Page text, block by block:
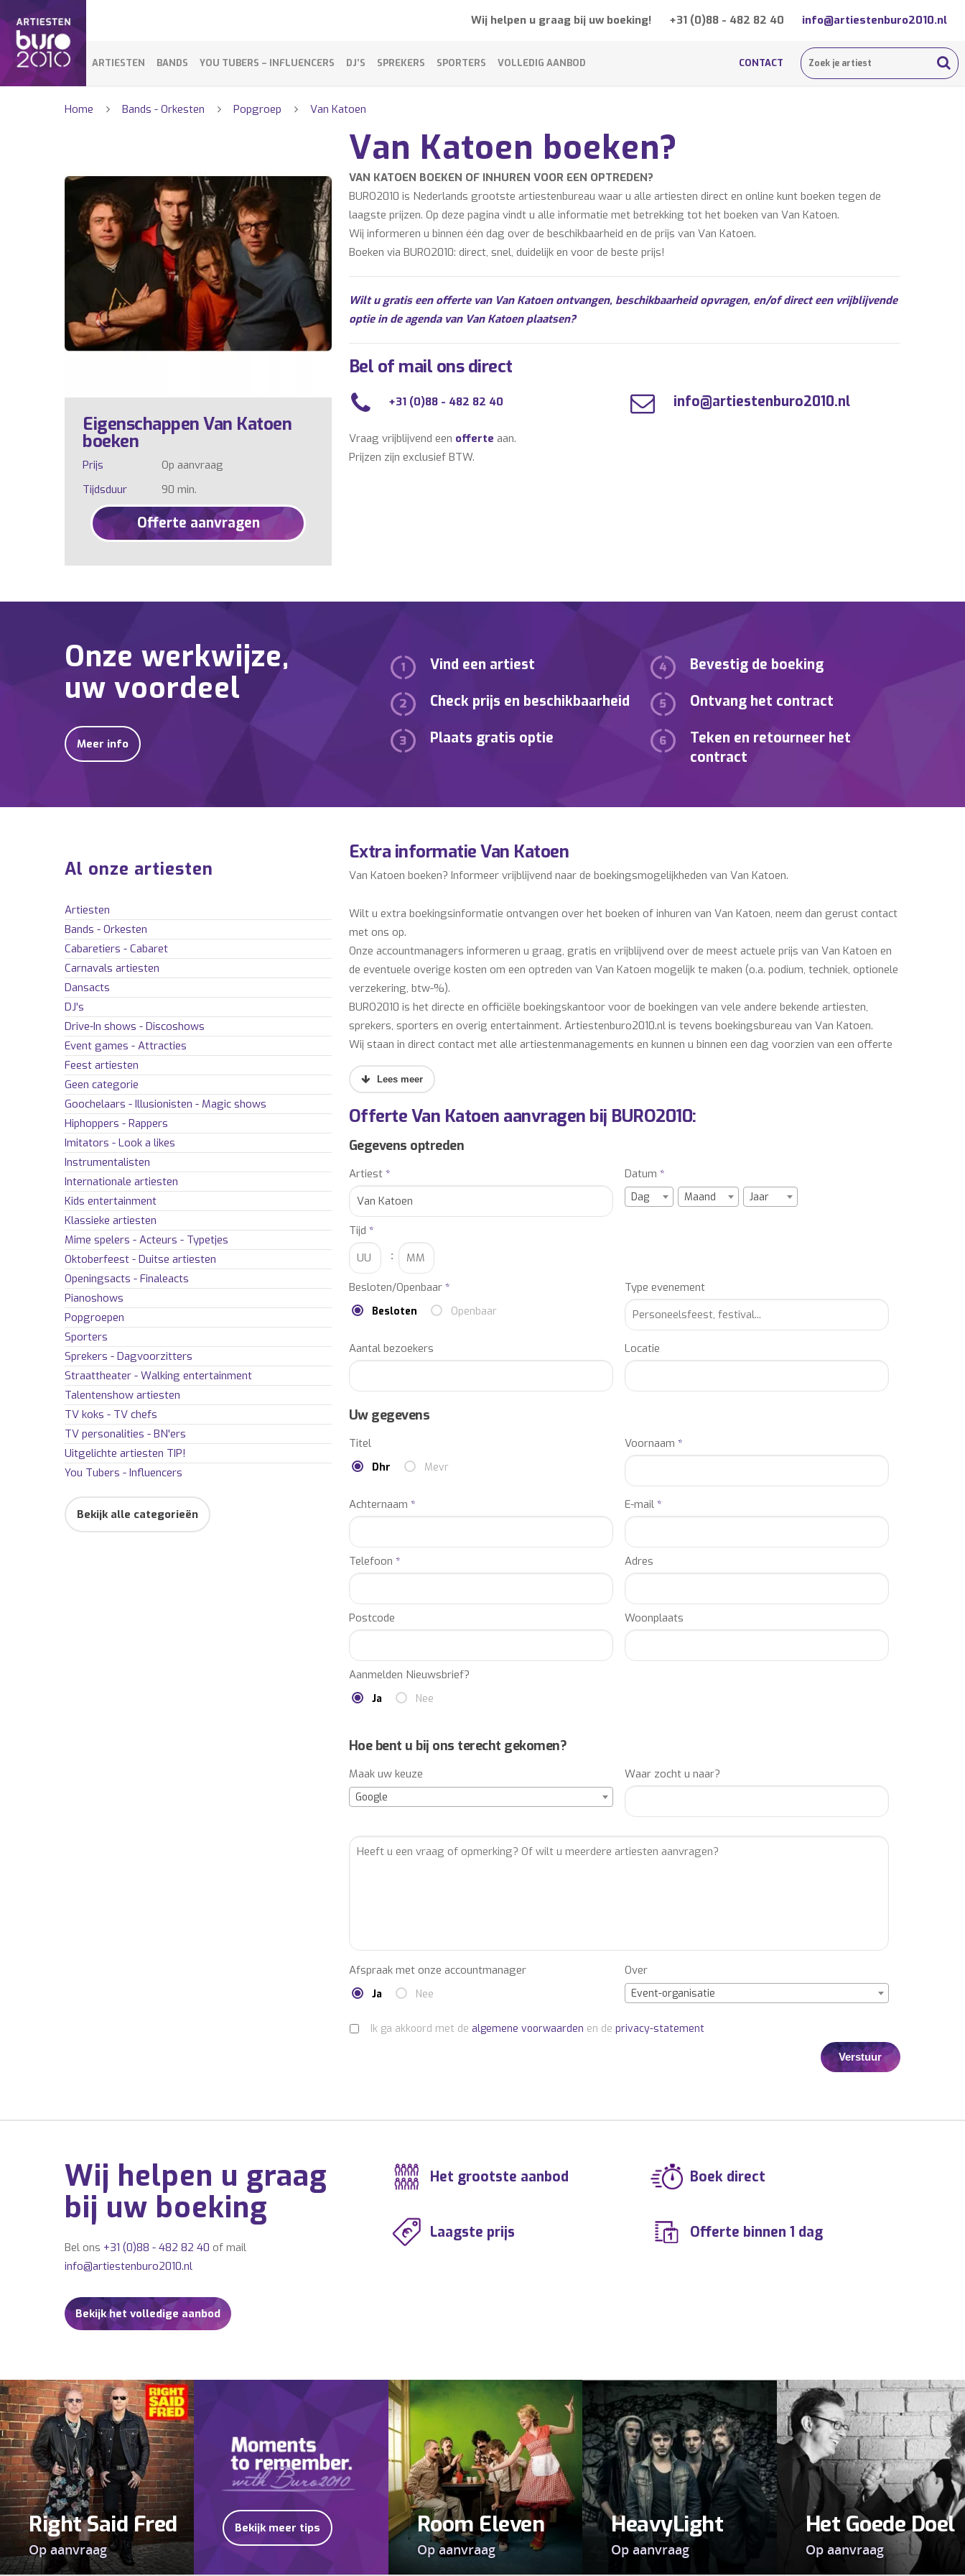
Wij helpen u graag bij uw boeking! +31 (0)88 - 482 82 40 info@artiestenburo2010.nl
ARTIESTEN BANDS YOU TUBERS – INFLUENCERS DJ’S SPREKERS SPORTERS VOLLEDIG AANBOD CONTACT
Home Bands - Orkesten Popgroep Van Katoen
Eigenschappen Van Katoen
boeken
Prijs
Op aanvraag
Tijdsduur
90 min.
Offerte aanvragen
Van Katoen boeken?
VAN KATOEN BOEKEN OF INHUREN VOOR EEN OPTREDEN?
BURO2010 is Nederlands grootste artiestenbureau waar u alle artiesten direct en online kunt boeken tegen de
laagste prijzen. Op deze pagina vindt u alle informatie met betrekking tot het boeken van Van Katoen.
Wij informeren u binnen één dag over de beschikbaarheid en de prijs van Van Katoen.
Boeken via BURO2010: direct, snel, duidelijk en voor de beste prijs!
Wilt u gratis een offerte van Van Katoen ontvangen, beschikbaarheid opvragen, en/of direct een vrijblijvende
optie in de agenda van Van Katoen plaatsen?
Bel of mail ons direct
+31 (0)88 - 482 82 40 info@artiestenburo2010.nl
Vraag vrijblijvend een offerte aan.
Prijzen zijn exclusief BTW.
Onze werkwijze,
uw voordeel
Meer info
Vind een artiest
Check prijs en beschikbaarheid
Plaats gratis optie
Bevestig de boeking
Ontvang het contract
Teken en retourneer het
contract
Al onze artiesten
Artiesten
Bands - Orkesten
Cabaretiers - Cabaret
Carnavals artiesten
Dansacts
DJ's
Drive-In shows - Discoshows
Event games - Attracties
Feest artiesten
Geen categorie
Goochelaars - Illusionisten - Magic shows
Hiphoppers - Rappers
Imitators - Look a likes
Instrumentalisten
Internationale artiesten
Kids entertainment
Klassieke artiesten
Mime spelers - Acteurs - Typetjes
Oktoberfeest - Duitse artiesten
Openingsacts - Finaleacts
Pianoshows
Popgroepen
Sporters
Sprekers - Dagvoorzitters
Straattheater - Walking entertainment
Talentenshow artiesten
TV koks - TV chefs
TV personalities - BN'ers
Uitgelichte artiesten TIP!
You Tubers - Influencers
Bekijk alle categorieën
Extra informatie Van Katoen
Van Katoen boeken? Informeer vrijblijvend naar de boekingsmogelijkheden van Van Katoen.
Wilt u extra boekingsinformatie ontvangen over het boeken of inhuren van Van Katoen, neem dan gerust contact
met ons op.
Onze accountmanagers informeren u graag, gratis en vrijblijvend over de meest actuele prijs van Van Katoen en
de eventuele overige kosten om een optreden van Van Katoen mogelijk te maken (o.a. podium, techniek, optionele
verzekering, btw-%).
BURO2010 is het directe en officiële boekingskantoor voor de boekingen van vele andere bekende artiesten,
sprekers, sporters en overig entertainment. Artiestenburo2010.nl is tevens boekingsbureau van Van Katoen.
Wij staan in direct contact met alle artiestenmanagements en kunnen u binnen een dag voorzien van een offerte
voor Van Katoen. Uiteraard kunnen wij voor u ook de beschikbaarheid van Van Katoen checken, een gratis optie
plaatsen op Van Katoen en de boeking(en) van Van Katoen voor u administreren en bevestigen middels een
Wilt u meer artiesten boeken, ander entertainment inhuren, of zoekt u een professionele partner voor de regie,
productie en totaalorganisatie van uw event? Laat u vrijblijvend informeren via: info@buro2010.nl – 036-7600140.
MANAGEMENT Van Katoen, BOEKINGSBUREAU Van Katoen, BOEKINGSBURO Van Katoen,
ENTERTAINMENTBUREAU Van Katoen, ENTERTAINMENTBURO Van Katoen, ARTIESTENBUREAU Van Katoen,
BOEKINGSKANTOOR Van Katoen, IMPRESARIAAT Van Katoen, MUZIEKBURO Van Katoen, MUZIEKBUREAU Van
Katoen, ARTIESTENBOEKINGSBUREAU Van Katoen, ARTIESTENBOEKINGSBURO Van Katoen,
ARTIESTENBOEKINGSKANTOOR Van Katoen.
Offerte Van Katoen aanvragen bij BURO2010:
Gegevens optreden
Artiest * Datum *
Dag Maand Jaar
Tijd *
:
Besloten/Openbaar *
Besloten Openbaar
Type evenement
Aantal bezoekers Locatie
Uw gegevens
Titel
Dhr Mevr
Voornaam *
Achternaam * E-mail *
Telefoon * Adres
Postcode Woonplaats
Aanmelden Nieuwsbrief?
Ja Nee
Hoe bent u bij ons terecht gekomen?
Maak uw keuze
Google
Waar zocht u naar?
Afspraak met onze accountmanager
Ja Nee
Over
Event-organisatie
Ik ga akkoord met de algemene voorwaarden en de privacy-statement
Wij helpen u graag
bij uw boeking
Bel ons +31 (0)88 - 482 82 40 of mail
info@artiestenburo2010.nl
Bekijk het volledige aanbod
Het grootste aanbod
Laagste prijs
Boek direct
Offerte binnen 1 dag
Right Said Fred
Op aanvraag
Bekijk meer tips Room Eleven
Op aanvraag
HeavyLight
Op aanvraag
Het Goede Doel
Op aanvraag